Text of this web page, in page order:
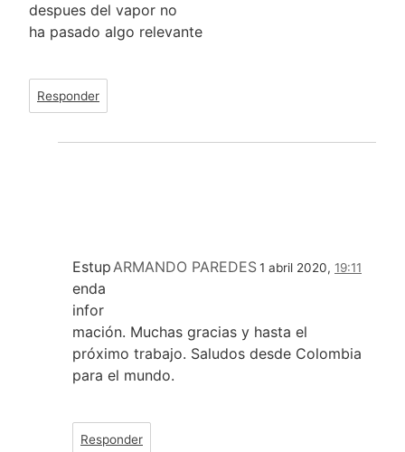
despues del vapor no
ha pasado algo relevante
Responder
ARMANDO PAREDES1 abril 2020, 19:11
Estup
enda
infor
mación. Muchas gracias y hasta el
próximo trabajo. Saludos desde Colombia
para el mundo.
Responder